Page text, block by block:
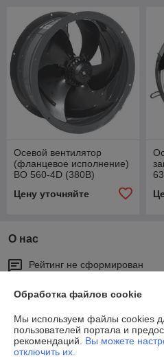
Осевой вентилятор
(фланцевое исполнение)
ВО 560-4D (380В)
Цену уточняйте
О нас
Рейтинг не сформирован
Работает с 01.04.2011
г. Минск
г. Минск,Калининградский
Беларусь
Обработка файлов cookie
Мы используем файлы cookies
пользователей портала и
рекомендаций. Вы можете
отключить их.